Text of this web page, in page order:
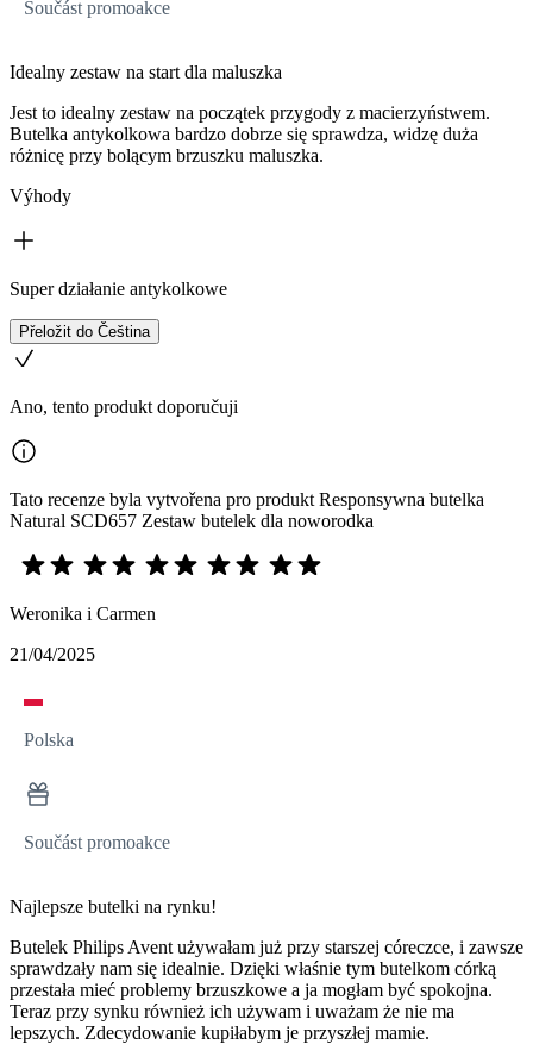
Součást promoakce
Idealny zestaw na start dla maluszka
Jest to idealny zestaw na początek przygody z macierzyństwem.
Butelka antykolkowa bardzo dobrze się sprawdza, widzę duża
różnicę przy bolącym brzuszku maluszka.
Výhody
Super działanie antykolkowe
Přeložit do Čeština
Ano, tento produkt doporučuji
Tato recenze byla vytvořena pro produkt Responsywna butelka
Natural SCD657 Zestaw butelek dla noworodka
Weronika i Carmen
21/04/2025
Polska
Součást promoakce
Najlepsze butelki na rynku!
Butelek Philips Avent używałam już przy starszej córeczce, i zawsze
sprawdzały nam się idealnie. Dzięki właśnie tym butelkom córką
przestała mieć problemy brzuszkowe a ja mogłam być spokojna.
Teraz przy synku również ich używam i uważam że nie ma
lepszych. Zdecydowanie kupiłabym je przyszłej mamie.